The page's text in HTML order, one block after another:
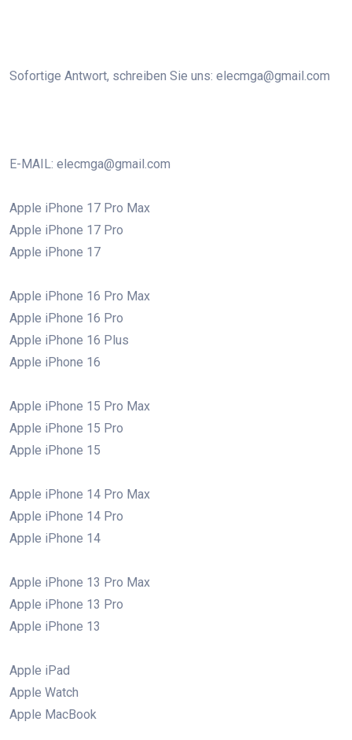
Sofortige Antwort, schreiben Sie uns: elecmga@gmail.com
E-MAIL: elecmga@gmail.com
Apple iPhone 17 Pro Max
Apple iPhone 17 Pro
Apple iPhone 17
Apple iPhone 16 Pro Max
Apple iPhone 16 Pro
Apple iPhone 16 Plus
Apple iPhone 16
Apple iPhone 15 Pro Max
Apple iPhone 15 Pro
Apple iPhone 15
Apple iPhone 14 Pro Max
Apple iPhone 14 Pro
Apple iPhone 14
Apple iPhone 13 Pro Max
Apple iPhone 13 Pro
Apple iPhone 13
Apple iPad
Apple Watch
Apple MacBook